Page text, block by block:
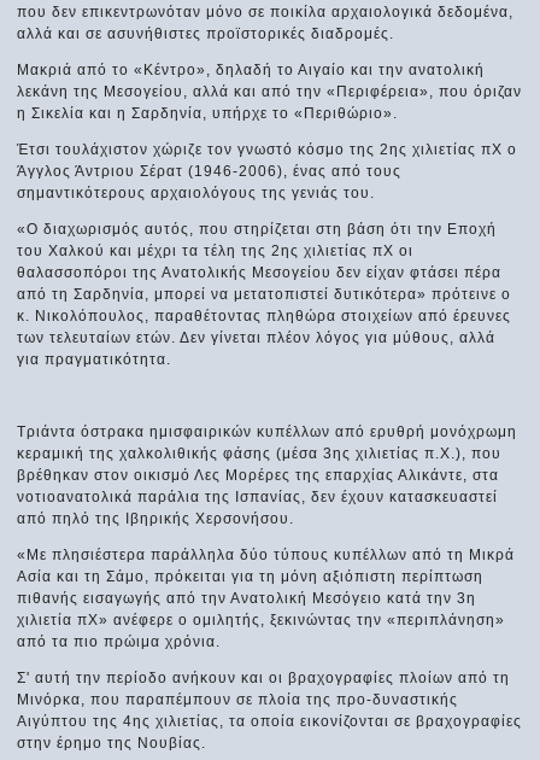
που δεν επικεντρωνόταν μόνο σε ποικίλα αρχαιολογικά δεδομένα,
αλλά και σε ασυνήθιστες προϊστορικές διαδρομές.
Μακριά από το «Κέντρο», δηλαδή το Αιγαίο και την ανατολική
λεκάνη της Μεσογείου, αλλά και από την «Περιφέρεια», που όριζαν
η Σικελία και η Σαρδηνία, υπήρχε το «Περιθώριο».
Έτσι τουλάχιστον χώριζε τον γνωστό κόσμο της 2ης χιλιετίας πΧ ο
Άγγλος Άντριου Σέρατ (1946-2006), ένας από τους
σημαντικότερους αρχαιολόγους της γενιάς του.
«Ο διαχωρισμός αυτός, που στηρίζεται στη βάση ότι την Εποχή
του Χαλκού και μέχρι τα τέλη της 2ης χιλιετίας πΧ οι
θαλασσοπόροι της Ανατολικής Μεσογείου δεν είχαν φτάσει πέρα
από τη Σαρδηνία, μπορεί να μετατοπιστεί δυτικότερα» πρότεινε ο
κ. Νικολόπουλος, παραθέτοντας πληθώρα στοιχείων από έρευνες
των τελευταίων ετών. Δεν γίνεται πλέον λόγος για μύθους, αλλά
για πραγματικότητα.
Τριάντα όστρακα ημισφαιρικών κυπέλλων από ερυθρή μονόχρωμη
κεραμική της χαλκολιθικής φάσης (μέσα 3ης χιλιετίας π.Χ.), που
βρέθηκαν στον οικισμό Λες Μορέρες της επαρχίας Αλικάντε, στα
νοτιοανατολικά παράλια της Ισπανίας, δεν έχουν κατασκευαστεί
από πηλό της Ιβηρικής Χερσονήσου.
«Με πλησιέστερα παράλληλα δύο τύπους κυπέλλων από τη Μικρά
Ασία και τη Σάμο, πρόκειται για τη μόνη αξιόπιστη περίπτωση
πιθανής εισαγωγής από την Ανατολική Μεσόγειο κατά την 3η
χιλιετία πΧ» ανέφερε ο ομιλητής, ξεκινώντας την «περιπλάνηση»
από τα πιο πρώιμα χρόνια.
Σ' αυτή την περίοδο ανήκουν και οι βραχογραφίες πλοίων από τη
Μινόρκα, που παραπέμπουν σε πλοία της προ-δυναστικής
Αιγύπτου της 4ης χιλιετίας, τα οποία εικονίζονται σε βραχογραφίες
στην έρημο της Νουβίας.